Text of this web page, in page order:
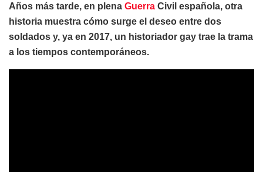
Años más tarde, en plena Guerra Civil española, otra
historia muestra cómo surge el deseo entre dos
soldados y, ya en 2017, un historiador gay trae la trama
a los tiempos contemporáneos.